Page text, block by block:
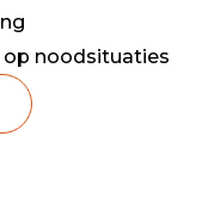
noodsituaties